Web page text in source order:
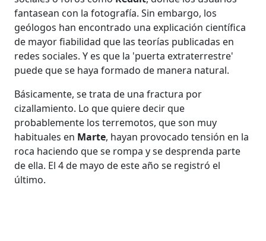
fantasean con la fotografía. Sin embargo, los
geólogos han encontrado una explicación científica
de mayor fiabilidad que las teorías publicadas en
redes sociales. Y es que la 'puerta extraterrestre'
puede que se haya formado de manera natural.
Básicamente, se trata de una fractura por
cizallamiento. Lo que quiere decir que
probablemente los terremotos, que son muy
habituales en Marte, hayan provocado tensión en la
roca haciendo que se rompa y se desprenda parte
de ella. El 4 de mayo de este año se registró el
último.